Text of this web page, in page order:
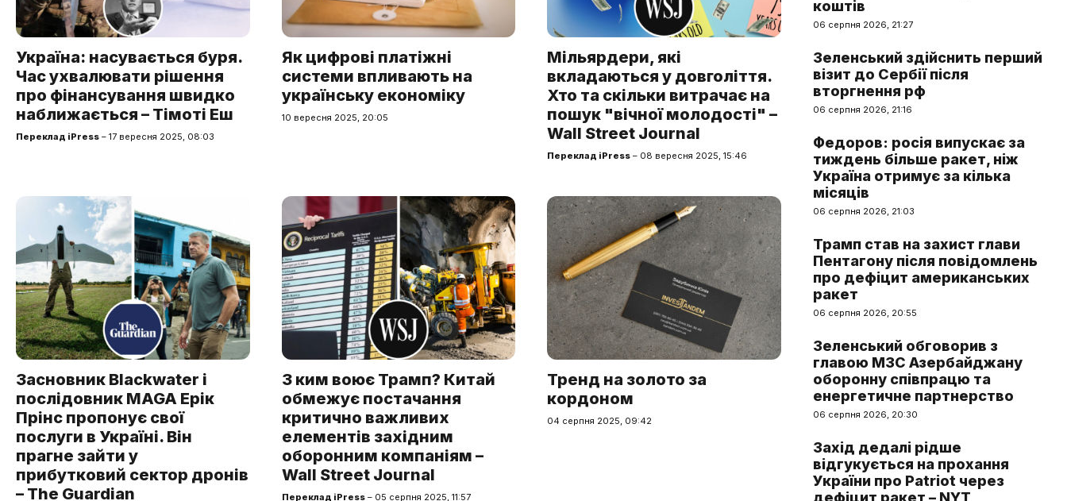
Україна: насувається буря.
Час ухвалювати рішення
про фінансування швидко
наближається – Тімоті Еш
Переклад iPress – 17 вересня 2025, 08:03
Як цифрові платіжні
системи впливають на
українську економіку
10 вересня 2025, 20:05
Мільярдери, які
вкладаються у довголіття.
Хто та скільки витрачає на
пошук "вічної молодості" –
Wall Street Journal
Переклад iPress – 08 вересня 2025, 15:46
Засновник Blackwater і
послідовник MAGA Ерік
Прінс пропонує свої
послуги в Україні. Він
прагне зайти у
прибутковий сектор дронів
– The Guardian
З ким воює Трамп? Китай
обмежує постачання
критично важливих
елементів західним
оборонним компаніям –
Wall Street Journal
Переклад iPress– 05 серпня 2025, 11:57
Тренд на золото за
кордоном
04 серпня 2025, 09:42
коштів
06 серпня 2026, 21:27
Зеленський здійснить перший
візит до Сербії після
вторгнення рф
06 серпня 2026, 21:16
Федоров: росія випускає за
тиждень більше ракет, ніж
Україна отримує за кілька
місяців
06 серпня 2026, 21:03
Трамп став на захист глави
Пентагону після повідомлень
про дефіцит американських
ракет
06 серпня 2026, 20:55
Зеленський обговорив з
главою МЗС Азербайджану
оборонну співпрацю та
енергетичне партнерство
06 серпня 2026, 20:30
Захід дедалі рідше
відгукується на прохання
України про Patriot через
дефіцит ракет – NYT